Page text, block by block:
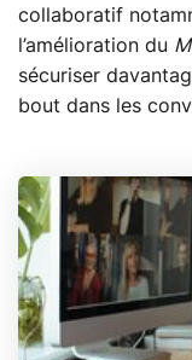
collaboratif
l’amélioration du
sécuriser
bout dans les